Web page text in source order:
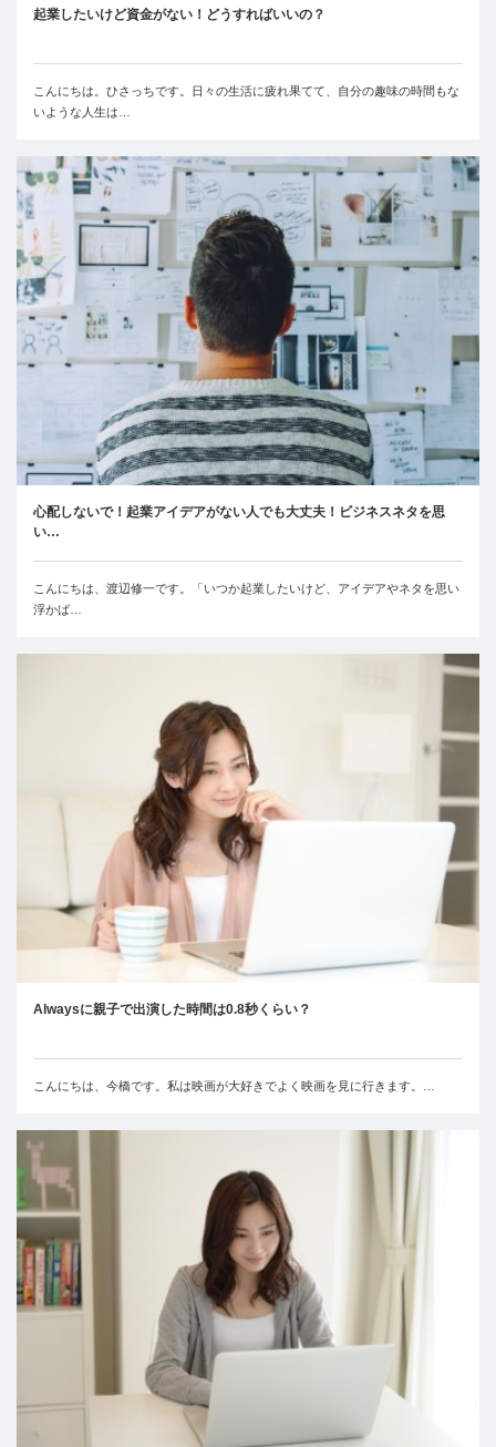
起業したいけど資金がない！どうすればいいの？
こんにちは。ひさっちです。日々の生活に疲れ果てて、自分の趣味の時間もな
いような人生は…
心配しないで！起業アイデアがない人でも大丈夫！ビジネスネタを思
い…
こんにちは、渡辺修一です。「いつか起業したいけど、アイデアやネタを思い
浮かば…
Alwaysに親子で出演した時間は0.8秒くらい？
こんにちは、今橋です。私は映画が大好きでよく映画を見に行きます。…